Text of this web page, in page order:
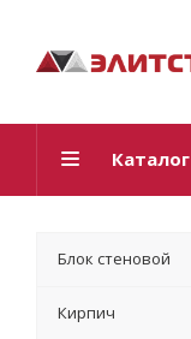
Каталог
Блок стеновой
Кирпич